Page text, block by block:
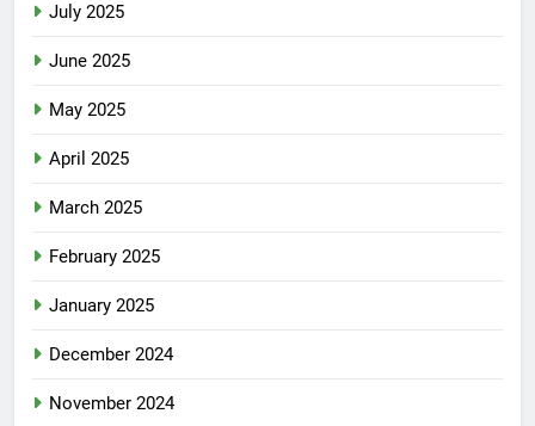
July 2025
June 2025
May 2025
April 2025
March 2025
February 2025
January 2025
December 2024
November 2024